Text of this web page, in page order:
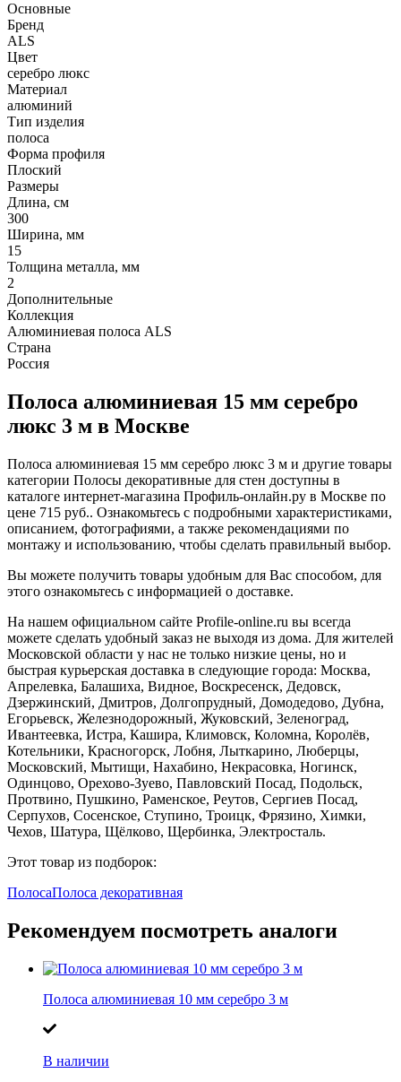
Основные
Бренд
ALS
Цвет
серебро люкс
Материал
алюминий
Тип изделия
полоса
Форма профиля
Плоский
Размеры
Длина, см
300
Ширина, мм
15
Толщина металла, мм
2
Дополнительные
Коллекция
Алюминиевая полоса ALS
Страна
Россия
Полоса алюминиевая 15 мм серебро
люкс 3 м в Москве
Полоса алюминиевая 15 мм серебро люкс 3 м и другие товары
категории Полосы декоративные для стен доступны в
каталоге интернет-магазина Профиль-онлайн.ру в Москве по
цене 715 руб.. Ознакомьтесь с подробными характеристиками,
описанием, фотографиями, а также рекомендациями по
монтажу и использованию, чтобы сделать правильный выбор.
Вы можете получить товары удобным для Вас способом, для
этого ознакомьтесь с информацией о доставке.
На нашем официальном сайте Profile-online.ru вы всегда
можете сделать удобный заказ не выходя из дома. Для жителей
Московской области у нас не только низкие цены, но и
быстрая курьерская доставка в следующие города: Москва,
Апрелевка, Балашиха, Видное, Воскресенск, Дедовск,
Дзержинский, Дмитров, Долгопрудный, Домодедово, Дубна,
Егорьевск, Железнодорожный, Жуковский, Зеленоград,
Ивантеевка, Истра, Кашира, Климовск, Коломна, Королёв,
Котельники, Красногорск, Лобня, Лыткарино, Люберцы,
Московский, Мытищи, Нахабино, Некрасовка, Ногинск,
Одинцово, Орехово-Зуево, Павловский Посад, Подольск,
Протвино, Пушкино, Раменское, Реутов, Сергиев Посад,
Серпухов, Сосенское, Ступино, Троицк, Фрязино, Химки,
Чехов, Шатура, Щёлково, Щербинка, Электросталь.
Этот товар из подборок:
ПолосаПолоса декоративная
Рекомендуем посмотреть аналоги
Полоса алюминиевая 10 мм серебро 3 м
В наличии